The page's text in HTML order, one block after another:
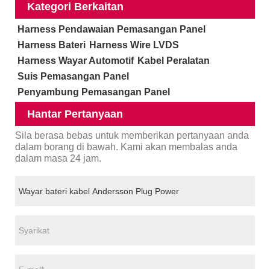
Kategori Berkaitan
Harness Pendawaian Pemasangan Panel
Harness Bateri Harness Wire LVDS
Harness Wayar Automotif Kabel Peralatan
Suis Pemasangan Panel
Penyambung Pemasangan Panel
Hantar Pertanyaan
Sila berasa bebas untuk memberikan pertanyaan anda
dalam borang di bawah. Kami akan membalas anda
dalam masa 24 jam.